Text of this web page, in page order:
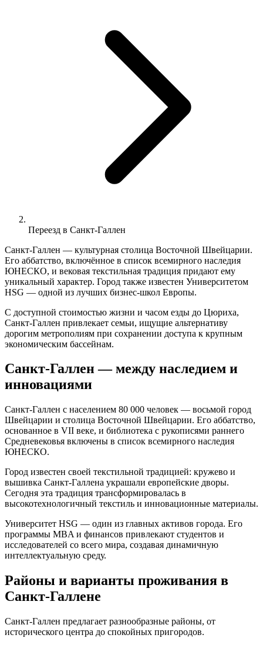
Переезд в Санкт-Галлен
Санкт-Галлен — культурная столица Восточной Швейцарии.
Его аббатство, включённое в список всемирного наследия
ЮНЕСКО, и вековая текстильная традиция придают ему
уникальный характер. Город также известен Университетом
HSG — одной из лучших бизнес-школ Европы.
С доступной стоимостью жизни и часом езды до Цюриха,
Санкт-Галлен привлекает семьи, ищущие альтернативу
дорогим метрополиям при сохранении доступа к крупным
экономическим бассейнам.
Санкт-Галлен — между наследием и
инновациями
Санкт-Галлен с населением 80 000 человек — восьмой город
Швейцарии и столица Восточной Швейцарии. Его аббатство,
основанное в VII веке, и библиотека с рукописями раннего
Средневековья включены в список всемирного наследия
ЮНЕСКО.
Город известен своей текстильной традицией: кружево и
вышивка Санкт-Галлена украшали европейские дворы.
Сегодня эта традиция трансформировалась в
высокотехнологичный текстиль и инновационные материалы.
Университет HSG — один из главных активов города. Его
программы MBA и финансов привлекают студентов и
исследователей со всего мира, создавая динамичную
интеллектуальную среду.
Районы и варианты проживания в
Санкт-Галлене
Санкт-Галлен предлагает разнообразные районы, от
исторического центра до спокойных пригородов.